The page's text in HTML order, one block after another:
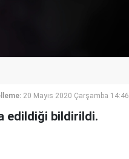
20 Mayıs 2020 Çarşamba 14:46
edildiği bildirildi.